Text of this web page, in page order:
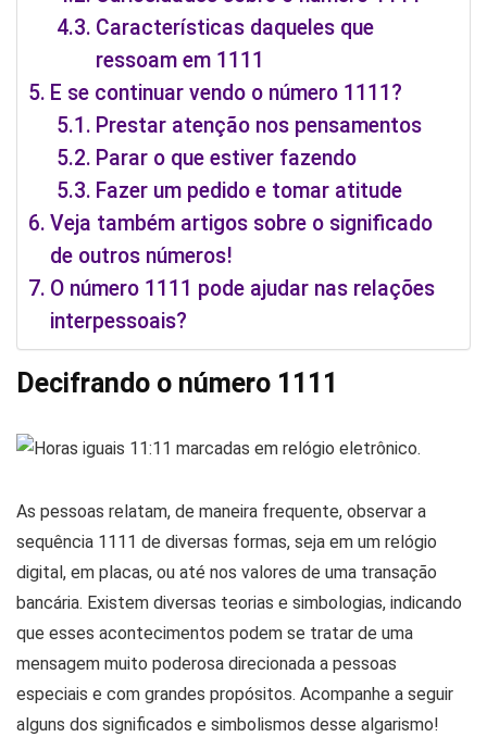
Características daqueles que
ressoam em 1111
E se continuar vendo o número 1111?
Prestar atenção nos pensamentos
Parar o que estiver fazendo
Fazer um pedido e tomar atitude
Veja também artigos sobre o significado
de outros números!
O número 1111 pode ajudar nas relações
interpessoais?
Decifrando o número 1111
As pessoas relatam, de maneira frequente, observar a
sequência 1111 de diversas formas, seja em um relógio
digital, em placas, ou até nos valores de uma transação
bancária. Existem diversas teorias e simbologias, indicando
que esses acontecimentos podem se tratar de uma
mensagem muito poderosa direcionada a pessoas
especiais e com grandes propósitos. Acompanhe a seguir
alguns dos significados e simbolismos desse algarismo!